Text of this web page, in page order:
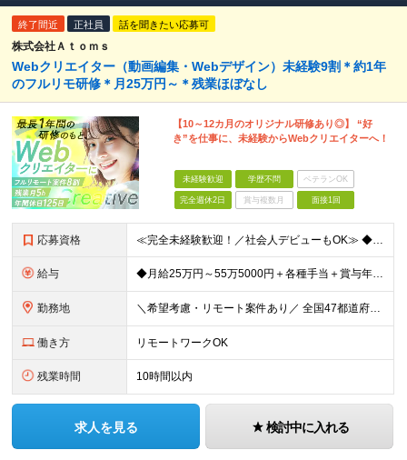
終了間近 正社員 話を聞きたい応募可
株式会社Ａｔｏｍｓ
Webクリエイター（動画編集・Webデザイン）未経験9割＊約1年
のフルリモ研修＊月25万円～＊残業ほぼなし
【10～12カ月のオリジナル研修あり◎】 “好
き”を仕事に、未経験からWebクリエイターへ！
未経験歓迎 学歴不問 ベテランOK
完全週休2日 賞与複数月 面接1回
応募資格 ≪完全未経験歓迎！／社会人デビューもOK≫ ◆第二新卒OK ◆学歴不問 意欲・人柄重視の採用ですので ぜひ気軽にご応募ください♪ ～このような方にオススメです～ ◆クリエイティブな仕事がしたい ◆
給与 ◆月給25万円～55万5000円＋各種手当＋賞与年1回 ※上記には固定残業代（月20時間／3万2400円）を含みます。超過分は別途支給します。 ※試用期間3～6ヶ月あり。期間中の給与は【給与欄】を
勤務地 ＼希望考慮・リモート案件あり／ 全国47都道府県のプロジェクト先 └好きな場所で勤務可能！◎ └デビュー後はフルリモート（完全在宅）案件8割！ ◎転勤の有無についてはご本人の希望に100％合わせます
働き方 リモートワークOK
残業時間 10時間以内
求人を見る 検討中に入れる